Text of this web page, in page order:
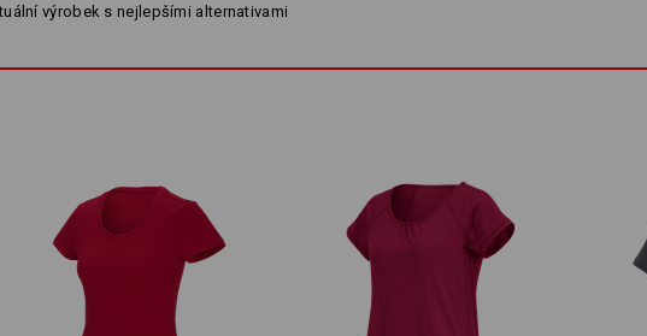
100 % BAVLNA – NORMÁLNÍ FAZÓNA
Svrchní materiál
Bavlna
Pokyny pro péči:
Perte v pračce na 60 °C
Sušte v sušičce na nízkou teplotu
výrobek s nejlepšími alternativami